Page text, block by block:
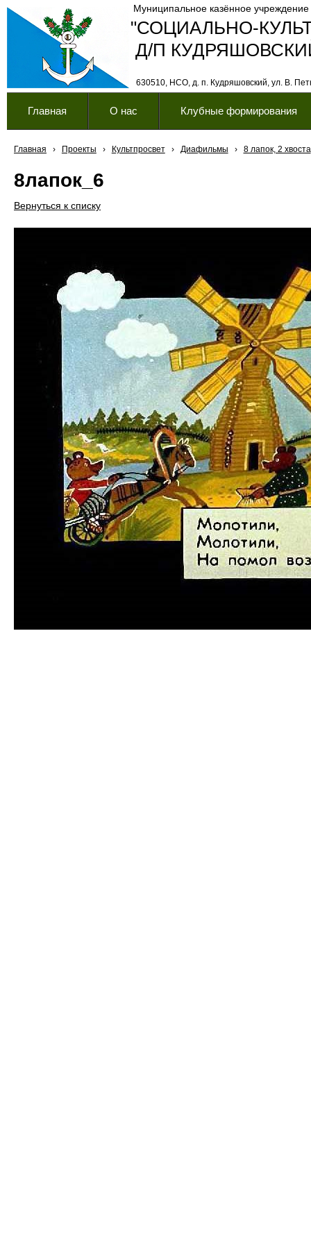
"СОЦИАЛЬНО-
630510, НСО, д. п. Кудряшовский, ул. В.
Муниципальное казённое учреждение
Д/П
Главная О нас Клубные формирования
Главная › Проекты › Культпросвет › Диафильмы › 8 лапок, 2 хвоста
8лапок_6
Вернуться к списку